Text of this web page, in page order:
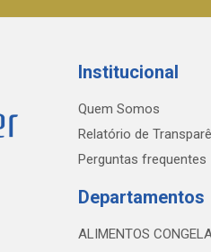
Institucional
Quem Somos
Relatório de
Perguntas frequentes
Departamentos
ALIMENTOS